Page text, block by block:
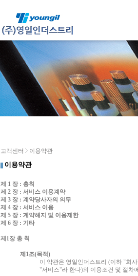
고객센터 이용약관
이용약관
제 1 장 : 총칙
제 2 장 : 서비스 이용계약
제 3 장 : 계약당사자의 의무
제 4 장 : 서비스 이용
제 5 장 : 계약해지 및 이용제한
제 6 장 : 기타
제1장 총 칙
제1조(목적)
이 약관은 영일인더스트리 (이하
"서비스"라 한다)의 이용조건 및 절차